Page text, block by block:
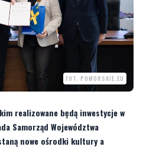
FOT. POMORSKIE.EU
realizowane będą inwestycje w
Samorząd Województwa
i zyskają lepsze
ponad 122 mln zł unijnego